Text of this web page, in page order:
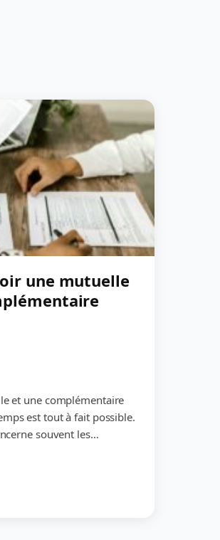
une mutuelle
et une complémentaire
est tout à fait possible.
souvent les…